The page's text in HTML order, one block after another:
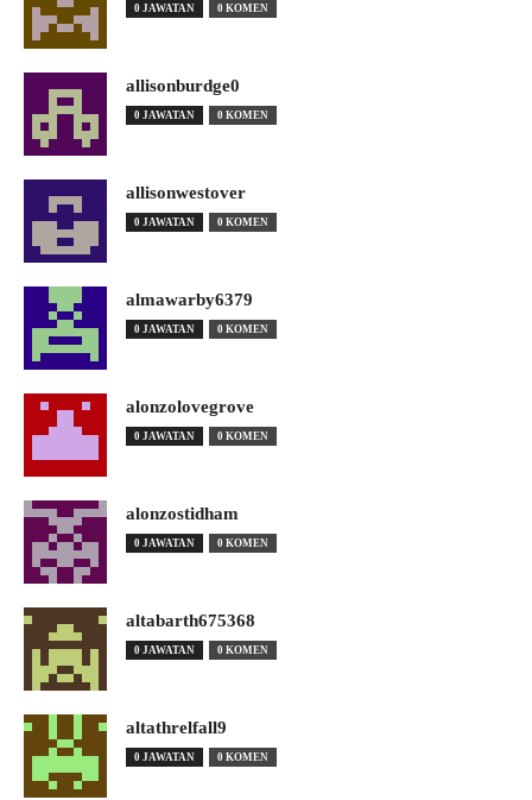
0 JAWATAN 0 KOMEN
allisonburdge0
0 JAWATAN 0 KOMEN
allisonwestover
0 JAWATAN 0 KOMEN
almawarby6379
0 JAWATAN 0 KOMEN
alonzolovegrove
0 JAWATAN 0 KOMEN
alonzostidham
0 JAWATAN 0 KOMEN
altabarth675368
0 JAWATAN 0 KOMEN
altathrelfall9
0 JAWATAN 0 KOMEN